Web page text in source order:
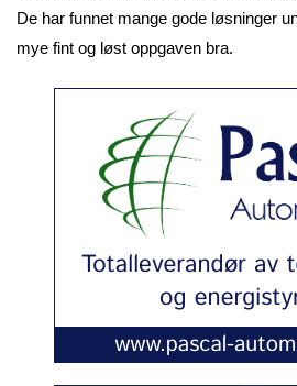
De har funnet mange gode løsninger
mye fint og løst oppgaven bra.